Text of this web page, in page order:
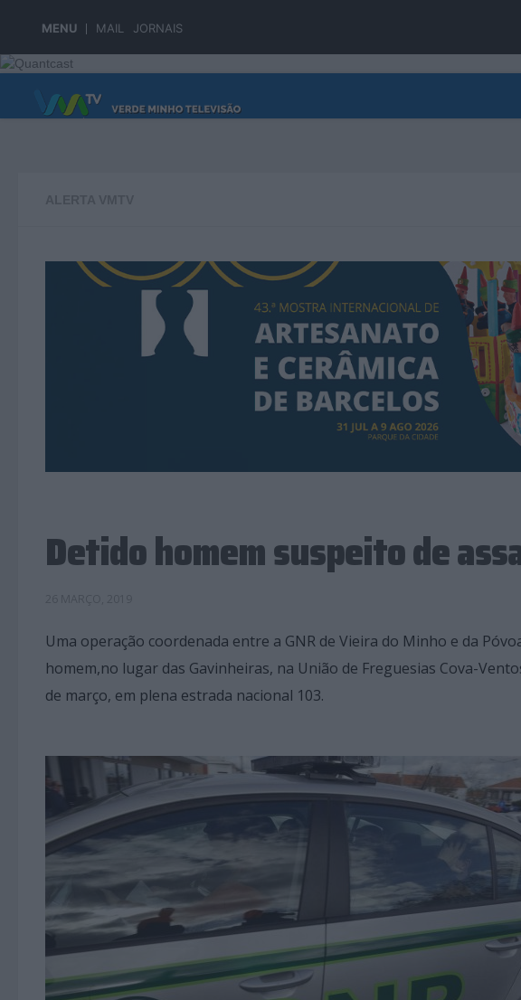
MENU MAIL JORNAIS
Skip to content
Detido homem suspeito de
Uma operação coordenada entre a GNR de Vieira do Minho e da
homem,no lugar das Gavinheiras, na União de Freguesias Cova-
de março, em plena estrada nacional 103.